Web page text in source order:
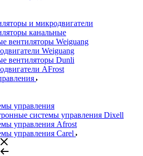
и микродвигатели
канальные
вентиляторы Weiguang
Weiguang
вентиляторы Dunli
AFrost
управления
системы управления Dixell
управления Afrost
управления Carel